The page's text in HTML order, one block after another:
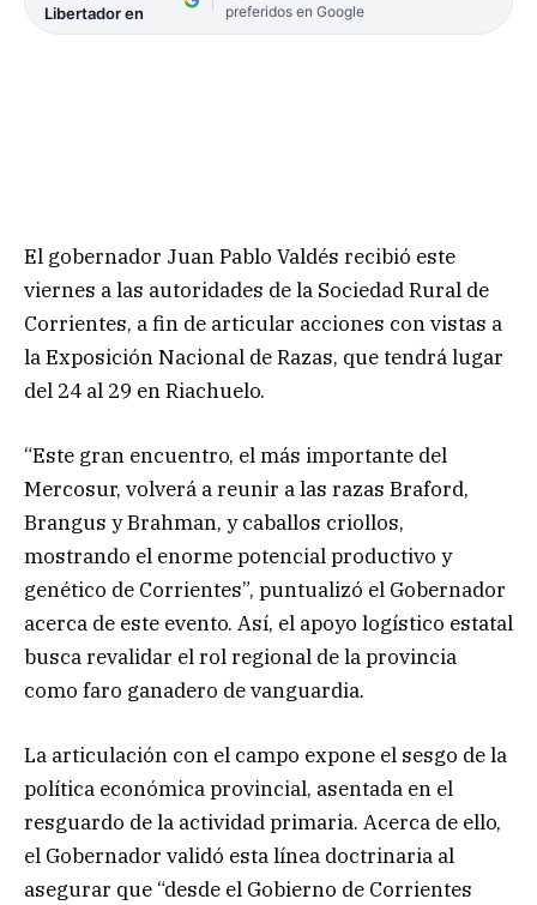
Libertador en
preferidos en Google
El gobernador Juan Pablo Valdés recibió este
viernes a las autoridades de la Sociedad Rural de
Corrientes, a fin de articular acciones con vistas a
la Exposición Nacional de Razas, que tendrá lugar
del 24 al 29 en Riachuelo.
“Este gran encuentro, el más importante del
Mercosur, volverá a reunir a las razas Braford,
Brangus y Brahman, y caballos criollos,
mostrando el enorme potencial productivo y
genético de Corrientes”, puntualizó el Gobernador
acerca de este evento. Así, el apoyo logístico estatal
busca revalidar el rol regional de la provincia
como faro ganadero de vanguardia.
La articulación con el campo expone el sesgo de la
política económica provincial, asentada en el
resguardo de la actividad primaria. Acerca de ello,
el Gobernador validó esta línea doctrinaria al
asegurar que “desde el Gobierno de Corrientes